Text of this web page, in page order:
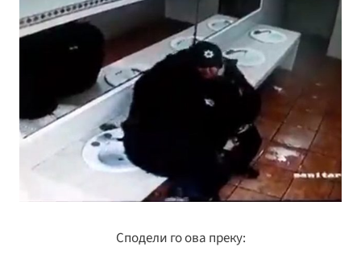
Сподели го ова преку: